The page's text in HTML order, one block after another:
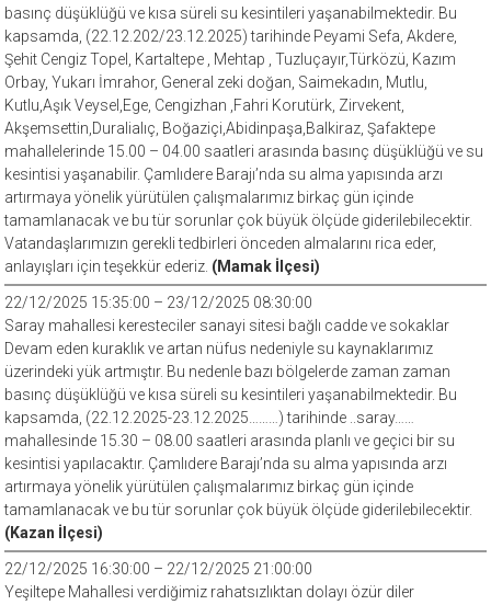
basınç düşüklüğü ve kısa süreli su kesintileri yaşanabilmektedir. Bu
kapsamda, (22.12.202/23.12.2025) tarihinde Peyami Sefa, Akdere,
Şehit Cengiz Topel, Kartaltepe , Mehtap , Tuzluçayır,Türközü, Kazım
Orbay, Yukarı İmrahor, General zeki doğan, Saimekadın, Mutlu,
Kutlu,Aşık Veysel,Ege, Cengizhan ,Fahri Korutürk, Zirvekent,
Akşemsettin,Duralialıç, Boğaziçi,Abidinpaşa,Balkiraz, Şafaktepe
mahallelerinde 15.00 – 04.00 saatleri arasında basınç düşüklüğü ve su
kesintisi yaşanabilir. Çamlıdere Barajı’nda su alma yapısında arzı
artırmaya yönelik yürütülen çalışmalarımız birkaç gün içinde
tamamlanacak ve bu tür sorunlar çok büyük ölçüde giderilebilecektir.
Vatandaşlarımızın gerekli tedbirleri önceden almalarını rica eder,
anlayışları için teşekkür ederiz. (Mamak İlçesi)
22/12/2025 15:35:00 – 23/12/2025 08:30:00
Saray mahallesi keresteciler sanayi sitesi bağlı cadde ve sokaklar
Devam eden kuraklık ve artan nüfus nedeniyle su kaynaklarımız
üzerindeki yük artmıştır. Bu nedenle bazı bölgelerde zaman zaman
basınç düşüklüğü ve kısa süreli su kesintileri yaşanabilmektedir. Bu
kapsamda, (22.12.2025-23.12.2025………) tarihinde ..saray……
mahallesinde 15.30 – 08.00 saatleri arasında planlı ve geçici bir su
kesintisi yapılacaktır. Çamlıdere Barajı’nda su alma yapısında arzı
artırmaya yönelik yürütülen çalışmalarımız birkaç gün içinde
tamamlanacak ve bu tür sorunlar çok büyük ölçüde giderilebilecektir.
(Kazan İlçesi)
22/12/2025 16:30:00 – 22/12/2025 21:00:00
Yeşiltepe Mahallesi verdiğimiz rahatsızlıktan dolayı özür diler